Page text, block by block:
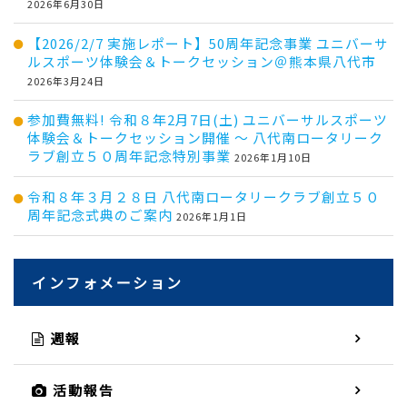
2026年6月30日
【2026/2/7 実施レポート】50周年記念事業 ユニバーサ
ルスポーツ体験会＆トークセッション＠熊本県八代市
2026年3月24日
参加費無料! 令和８年2月7日(土) ユニバーサルスポーツ
体験会＆トークセッション開催 ～ 八代南ロータリーク
ラブ創立５０周年記念特別事業 2026年1月10日
令和８年３月２８日 八代南ロータリークラブ創立５０
周年記念式典のご案内 2026年1月1日
インフォメーション
週報
活動報告